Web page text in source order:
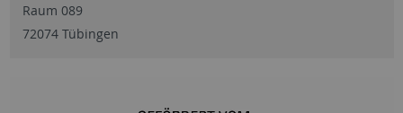
Raum 089
72074 Tübingen